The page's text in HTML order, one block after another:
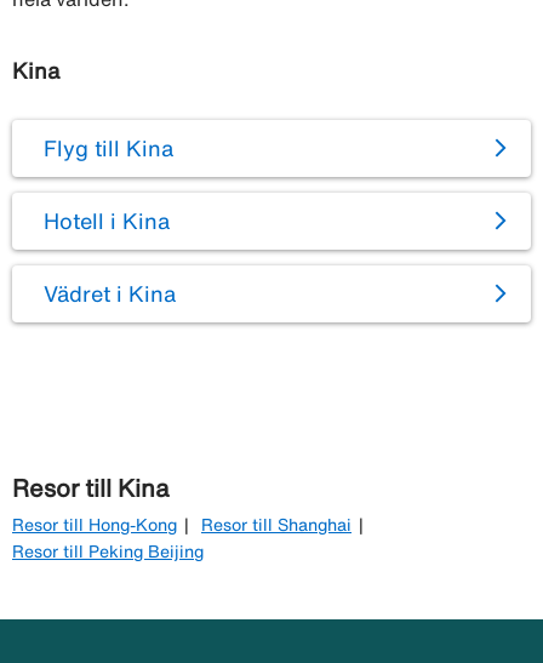
Kina
Flyg till Kina
Hotell i Kina
Vädret i Kina
Resor till Kina
Resor till Hong-Kong
Resor till Shanghai
Resor till Peking Beijing